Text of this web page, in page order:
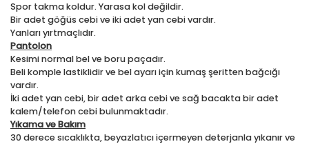
Spor takma koldur. Yarasa kol değildir.
Bir adet göğüs cebi ve iki adet yan cebi vardır.
Yanları yırtmaçlıdır.
Pantolon
Kesimi normal bel ve boru paçadır.
Beli komple lastiklidir ve bel ayarı için kumaş şeritten bağcığı
vardır.
İki adet yan cebi, bir adet arka cebi ve sağ bacakta bir adet
kalem/telefon cebi bulunmaktadır.
Yıkama ve Bakım
30 derece sıcaklıkta, beyazlatıcı içermeyen deterjanla yıkanır ve